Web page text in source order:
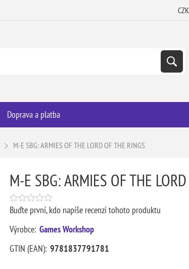
Doprava a platba
M-E SBG: ARMIES OF THE LORD OF THE RINGS
M-E SBG: ARMIES OF THE
Buďte první, kdo napíše recenzi tohoto produktu
Výrobce: Games Workshop
GTIN (EAN): 9781837791781